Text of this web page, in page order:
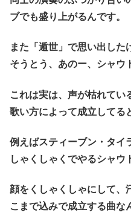
ブでも盛り上がるんです。
また「遁世」で思い出した
そうとう、あのー、シャウ
これは実は、声が枯れてい
歌い方によって成立してる
例えばスティーブン・タイ
しゃくしゃくでやるシャウ
顔をくしゃくしゃにして、
こまで込みで成立する曲な